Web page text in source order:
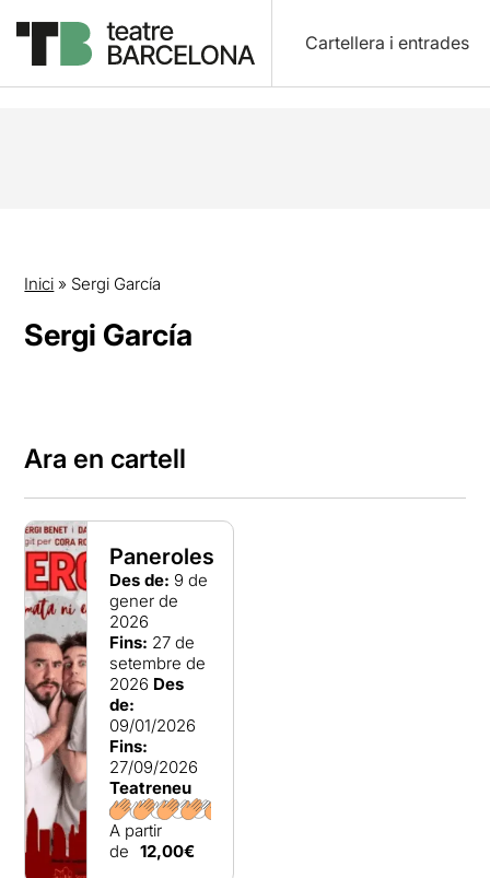
Cartellera i entrades
Inici » Sergi García
Sergi García
Ara en cartell
Paneroles
Des de: 9 de
gener de
2026
Fins: 27 de
setembre de
2026 Des
de:
09/01/2026
Fins:
27/09/2026
Teatreneu
A partir
de 12,00€